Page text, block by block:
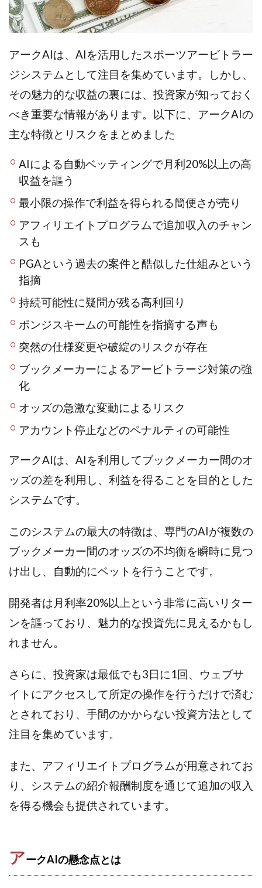
アークAIは、AIを活用したスポーツアービトラー
ジシステムとして注目を集めています。しかし、
その魅力的な収益の裏には、投資家が知っておく
べき重要な情報があります。以下に、アークAIの
主な特徴とリスクをまとめました
AIによる自動ベッティングで月利20%以上の高
収益を謳う
最小限の操作で利益を得られる簡便さが売り
アフィリエイトプログラムで追加収入のチャン
スも
PGAという過去の案件と酷似した仕組みという
指摘
持続可能性に疑問が残る高利回り
ポンジスキームの可能性を指摘する声も
突然の仕様変更や破綻のリスクが存在
ブックメーカーによるアービトラージ対策の強
化
オッズの急激な変動によるリスク
アカウント停止などのペナルティの可能性
アークAIは、AIを利用してブックメーカー間のオ
ッズの差を利用し、利益を得ることを目的とした
システムです。
このシステムの最大の特徴は、専門のAIが複数の
ブックメーカー間のオッズの不均衡を瞬時に見つ
け出し、自動的にベットを行うことです。
開発者は月利率20%以上という非常に高いリター
ンを謳っており、魅力的な投資先に見えるかもし
れません。
さらに、投資家は最低でも3日に1回、ウェブサ
イトにアクセスして所定の操作を行うだけで済む
とされており、手間のかからない投資方法として
注目を集めています。
また、アフィリエイトプログラムが用意されてお
り、システムの紹介報酬制度を通じて追加の収入
を得る機会も提供されています。
アークAIの懸念点とは
安達健太朗
合同会社ミドル
合同会社アドバンス
合同会社ウェルファースト
合同会社クラウドジャパン
合同会社サバイバルグランピング
合同会社シームレス
合同会社センス
合同会社チルダワーク
合同会社ナチュ
合同会社ネクストイノベーション
合同会社リバーシブル
坂元雄徳
合同会社リュウシン
合同会社リンク
吉江 佑弥
和佐大輔 唐莉萍
國富竜也
在宅のんびリッチ
安達健太郎
我有洋哉 川崎 渉
山形直樹
岡村貴弘
岡田芳弘 島田隆則
嵯峨翔太郎
川端理恵
工藤 総一郎 工藤総一郎
市川 翔平
市川彩子
必勝プロジェクト無双
志賀恭介
成田賢治
山崎隆
山岸祐介 宮光勇次
小川ゆうり
寺澤英明
将軍 小川 和人
小林 実
小林雄樹
小森みずき
小泉一浩
少額資金で激安不動産投資
尾崎圭司
山中祐希
株式会社STAGE
株式会社STS
合同会社アース
自分の選んだ写真が収益に!!
稲川博紀
空いた時間で高齢者でも稼げる
竹田茉生
米澤 蓮 紀田 奈々未
紫垣英昭
織田慶
臼井穂乃果
秒速のFX スキャルマジック
舟引佑太
荒木剛志 菅原将悟
華山奈緒子
藤咲優
藤堂 成一 藤堂健一
秘密のテキスト
秋葉 卓也
藤田 陸 畑岡宏光
田中
田中 拓哉
町田 信義
白川さやか 福林みずき
益井雅
相川奈津妃
相川浩介 相葉はるか
真中 翔
石井泰裕
石塚 憲史 石山 昌志
石川聡彦
高橋 秀明
風間けいご
馬場和義 駒形 哲治
高坂 隆
高柳大輔 高橋 伸行
高橋 守美
高橋拓真
高橋良彰 高橋菜々美
黒田勉
齊藤大地